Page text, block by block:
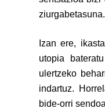
Izan ere,
utopia
ulertzeko
indartuz.
bide-orri